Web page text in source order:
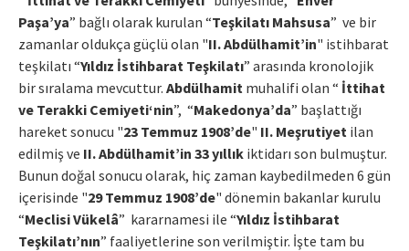
Paşa’ya” bağlı olarak kurulan “Teşkilatı Mahsusa” ve bir
zamanlar oldukça güçlü olan "II. Abdülhamit’in" istihbarat
teşkilatı “Yıldız İstihbarat Teşkilatı” arasında kronolojik
bir sıralama mevcuttur. Abdülhamit muhalifi olan “ İttihat
ve Terakki Cemiyeti‘nin”, “Makedonya’da” başlattığı
hareket sonucu "23 Temmuz 1908’de" II. Meşrutiyet ilan
edilmiş ve II. Abdülhamit’in 33 yıllık iktidarı son bulmuştur.
Bunun doğal sonucu olarak, hiç zaman kaybedilmeden 6 gün
içerisinde "29 Temmuz 1908’de" dönemin bakanlar kurulu
“Meclisi Vükelâ” kararnamesi ile “Yıldız İstihbarat
Teşkilatı’nın” faaliyetlerine son verilmiştir. İşte tam bu